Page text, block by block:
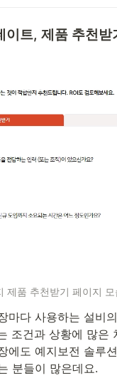
이트, 제품 추천받
제품 추천받기 페이지 모
마다 사용하는 설비
조건과 상황에 많은
에도 예지보전 솔루
분들이 많은데요.